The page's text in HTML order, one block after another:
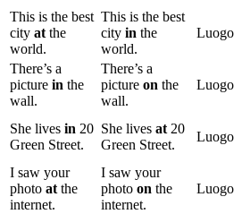
This is the best
city at the
world.
This is the best
city in the
world.
Luogo
There’s a
picture in the
wall.
There’s a
picture on the
wall.
Luogo
She lives in 20
Green Street.
She lives at 20
Green Street.
Luogo
I saw your
photo at the
internet.
I saw your
photo on the
internet.
Luogo